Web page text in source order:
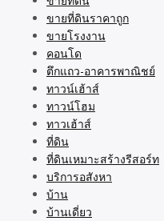
ขายที่ดินราคาถูก
ขายโรงงาน
คอนโด
ตึกแถว-อาคารพาณิชย์
ทาวน์เฮ้าส์
ทาวน์โฮม
ทาวเฮ้าส์
ที่ดิน
ที่ดินเหมาะสร้างรีสอร์ท
บริการอสังหา
บ้าน
บ้านเดี่ยว